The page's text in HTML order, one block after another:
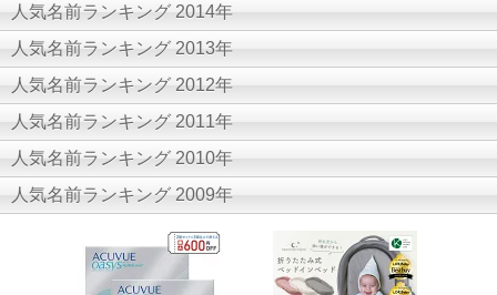
人気名前ランキング 2014年
人気名前ランキング 2013年
人気名前ランキング 2012年
人気名前ランキング 2011年
人気名前ランキング 2010年
人気名前ランキング 2009年